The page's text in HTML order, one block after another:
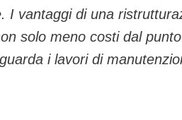
I vantaggi di una
solo meno costi dal
i lavori di